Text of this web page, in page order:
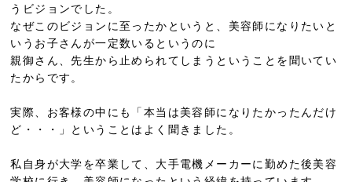
うビジョンでした。
なぜこのビジョンに至ったかというと、美容師になりたいと
いうお子さんが一定数いるというのに
親御さん、先生から止められてしまうということを聞いてい
たからです。
実際、お客様の中にも「本当は美容師になりたかったんだけ
ど・・・」ということはよく聞きました。
私自身が大学を卒業して、大手電機メーカーに勤めた後美容